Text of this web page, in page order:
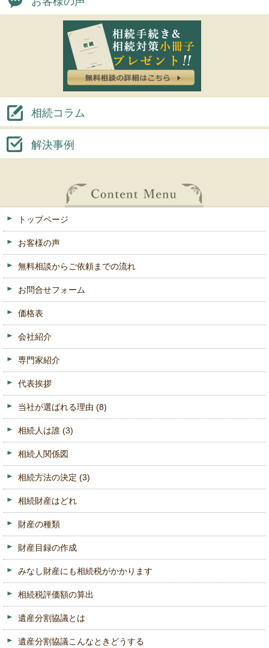
相続コラム
解決事例
トップページ
お客様の声
無料相談からご依頼までの流れ
お問合せフォーム
価格表
会社紹介
専門家紹介
代表挨拶
当社が選ばれる理由 (8)
相続人は誰 (3)
相続人関係図
相続方法の決定 (3)
相続財産はどれ
財産の種類
財産目録の作成
みなし財産にも相続税がかかります
相続税評価額の算出
遺産分割協議とは
遺産分割協議こんなときどうする